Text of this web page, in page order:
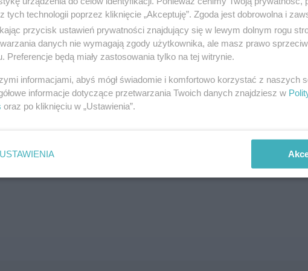
SZUKAJ
ogłoszenie nie istnieje lub nie jest jeszcze aktywne!
tych technologii poprzez kliknięcie „Akceptuję”. Zgoda jest dobrowolna i
przycisk ustawień prywatności znajdujący się w lewym dolnym rogu
danych nie wymagają zgody użytkownika, ale masz prawo
Preferencje będą miały zastosowania tylko na tej witrynie.
informacjami, abyś mógł świadomie i komfortowo korzystać z naszych
informacje dotyczące przetwarzania Twoich danych znajdziesz w
oraz po kliknięciu w „Ustawienia”.
USTAWIENIA